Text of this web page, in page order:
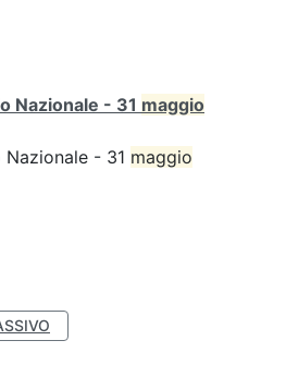
Nazionale - 31 maggio
- 31 maggio